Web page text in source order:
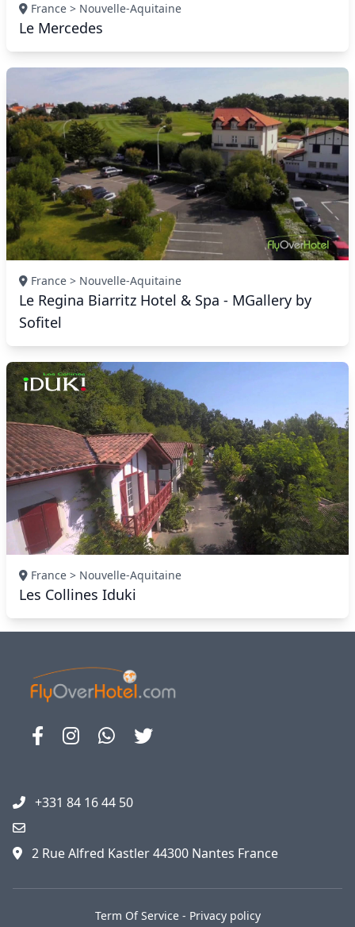
France > Nouvelle-Aquitaine
Le Mercedes
France > Nouvelle-Aquitaine
Le Regina Biarritz Hotel & Spa - MGallery by
Sofitel
France > Nouvelle-Aquitaine
Les Collines Iduki
+331 84 16 44 50
2 Rue Alfred Kastler 44300 Nantes France
Term Of Service- Privacy policy